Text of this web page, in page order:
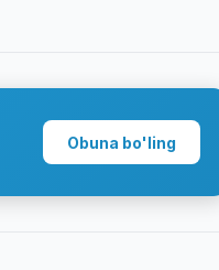
Obuna bo'ling